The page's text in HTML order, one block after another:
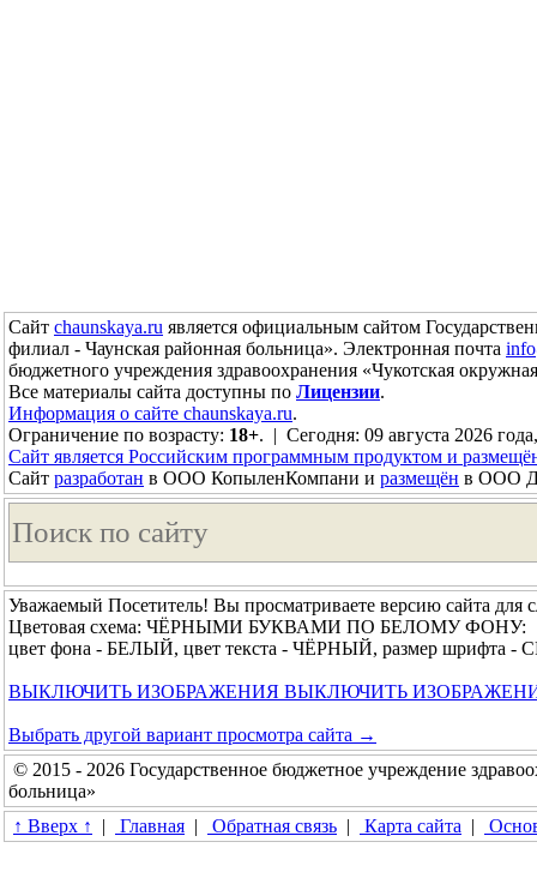
Сайт chaunskaya.ru является официальным сайтом
филиал - Чаунская районная больница». Электронная почта
бюджетного учреждения здравоохранения «Чукотская
Все материалы сайта доступны по Лицензии.
Информация о сайте chaunskaya.ru.
Ограничение по возрасту: 18+. | Сегодня: 09 августа 2026
Сайт является Российским программным продуктом и
Сайт разработан в ООО КопыленКомпани и размещён в ООО
Уважаемый Посетитель! Вы просматриваете версию сайта для
Цветовая схема: ЧЁРНЫМИ БУКВАМИ ПО БЕЛОМУ ФОНУ:
цвет фона - БЕЛЫЙ, цвет текста - ЧЁРНЫЙ, размер шрифта
ВЫКЛЮЧИТЬ ИЗОБРАЖЕНИЯ ВЫКЛЮЧИТЬ
Выбрать другой вариант просмотра сайта →
© 2015 - 2026 Государственное бюджетное учреждение
больница»
↑ Вверх ↑
| Главная | Обратная связь | Карта сайта |